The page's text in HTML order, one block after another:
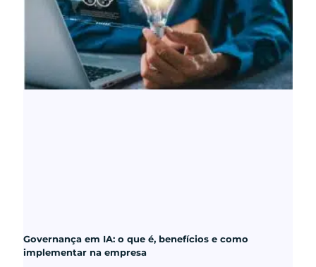
Governança em IA: o que é, benefícios e como
implementar na empresa